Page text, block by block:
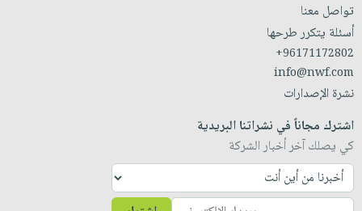
تواصل معنا
أسئلة يتكرر طرحها
+96171172802
info@nwf.com
نشرة الإصدارات
اشترك مجاناً في نشراتنا البريدية
كي يصلك آخر أخبار الشركة